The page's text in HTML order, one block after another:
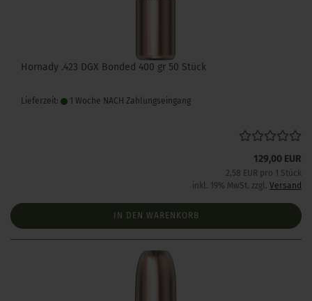
Hornady .423 DGX Bonded 400 gr 50 Stück
Lieferzeit: 1 Woche NACH Zahlungseingang
129,00 EUR
2,58 EUR pro 1 Stück
inkl. 19% MwSt. zzgl. Versand
IN DEN WARENKORB